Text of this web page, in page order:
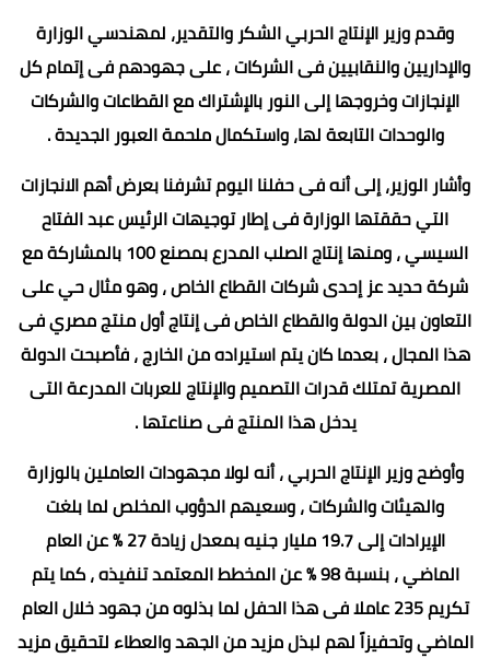
وقدم وزير الإنتاج الحربي الشكر والتقدير، لمهندسي الوزارة
والإداريين والنقابيين فى الشركات ، على جهودهم فى إتمام كل
الإنجازات وخروجها إلى النور بالإشتراك مع القطاعات والشركات
والوحدات التابعة لها، واستكمال ملحمة العبور الجديدة .
وأشار الوزير، إلى أنه فى حفلنا اليوم تشرفنا بعرض أهم الانجازات
التي حققتها الوزارة فى إطار توجيهات الرئيس عبد الفتاح
السيسي ، ومنها إنتاج الصلب المدرع بمصنع 100 بالمشاركة مع
شركة حديد عز إحدى شركات القطاع الخاص ، وهو مثال حي على
التعاون بين الدولة والقطاع الخاص فى إنتاج أول منتج مصري فى
هذا المجال ، بعدما كان يتم استيراده من الخارج ، فأصبحت الدولة
المصرية تمتلك قدرات التصميم والإنتاج للعربات المدرعة التى
يدخل هذا المنتج فى صناعتها .
وأوضح وزير الإنتاج الحربي ، أنه لولا مجهودات العاملين بالوزارة
والهيئات والشركات ، وسعيهم الدؤوب المخلص لما بلغت
الإيرادات إلى 19.7 مليار جنيه بمعدل زيادة 27 % عن العام
الماضي ، بنسبة 98 % عن المخطط المعتمد تنفيذه ، كما يتم
تكريم 235 عاملا فى هذا الحفل لما بذلوه من جهود خلال العام
الماضي وتحفيزاً لهم لبذل مزيد من الجهد والعطاء لتحقيق مزيد